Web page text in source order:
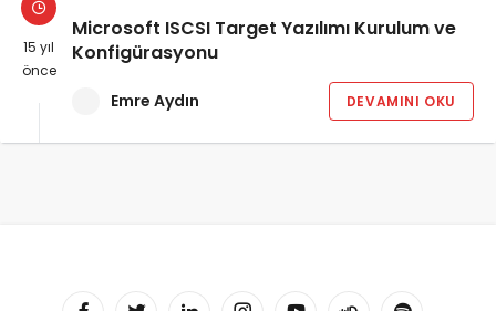
15 yıl
önce
Microsoft ISCSI Target Yazılımı Kurulum ve
Konfigürasyonu
Emre Aydın DEVAMINI OKU